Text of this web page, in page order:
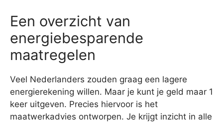
Een overzicht van
energiebesparende
maatregelen
Veel Nederlanders zouden graag een lagere
energierekening willen. Maar je kunt je geld maar 1
keer uitgeven. Precies hiervoor is het
maatwerkadvies ontworpen. Je krijgt inzicht in alle